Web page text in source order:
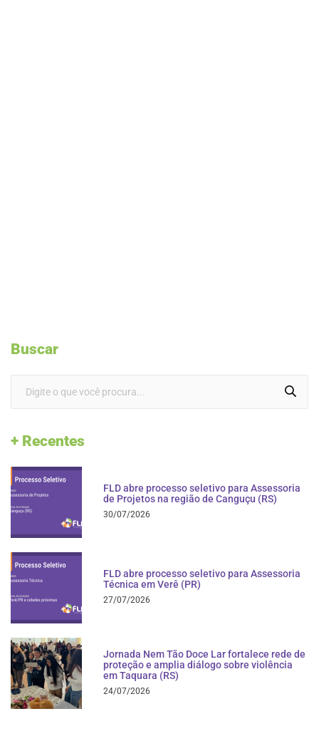
Buscar
+ Recentes
FLD abre processo seletivo para Assessoria
de Projetos na região de Canguçu (RS)
30/07/2026
FLD abre processo seletivo para Assessoria
Técnica em Verê (PR)
27/07/2026
Jornada Nem Tão Doce Lar fortalece rede de
proteção e amplia diálogo sobre violência
em Taquara (RS)
24/07/2026